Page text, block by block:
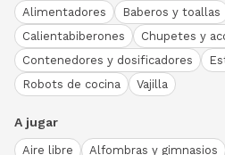
Alimentadores Baberos y toallas
Calientabiberones
Chupetes y
Contenedores y dosificadores
Robots de cocina
Vajilla
A jugar
Aire libre
Alfombras y gimnasios